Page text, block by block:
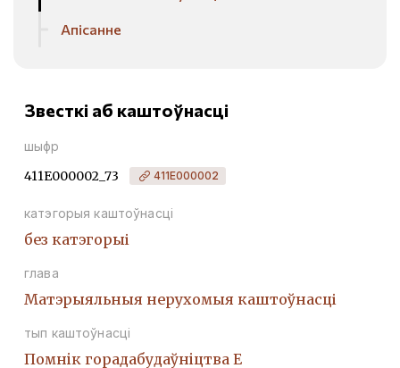
Апісанне
Звесткі аб каштоўнасці
шыфр
411Е000002_73 411Е000002
катэгорыя каштоўнасці
без катэгорыі
глава
Матэрыяльныя нерухомыя каштоўнасці
тып каштоўнасці
Помнiк горадабудаўнiцтва Е